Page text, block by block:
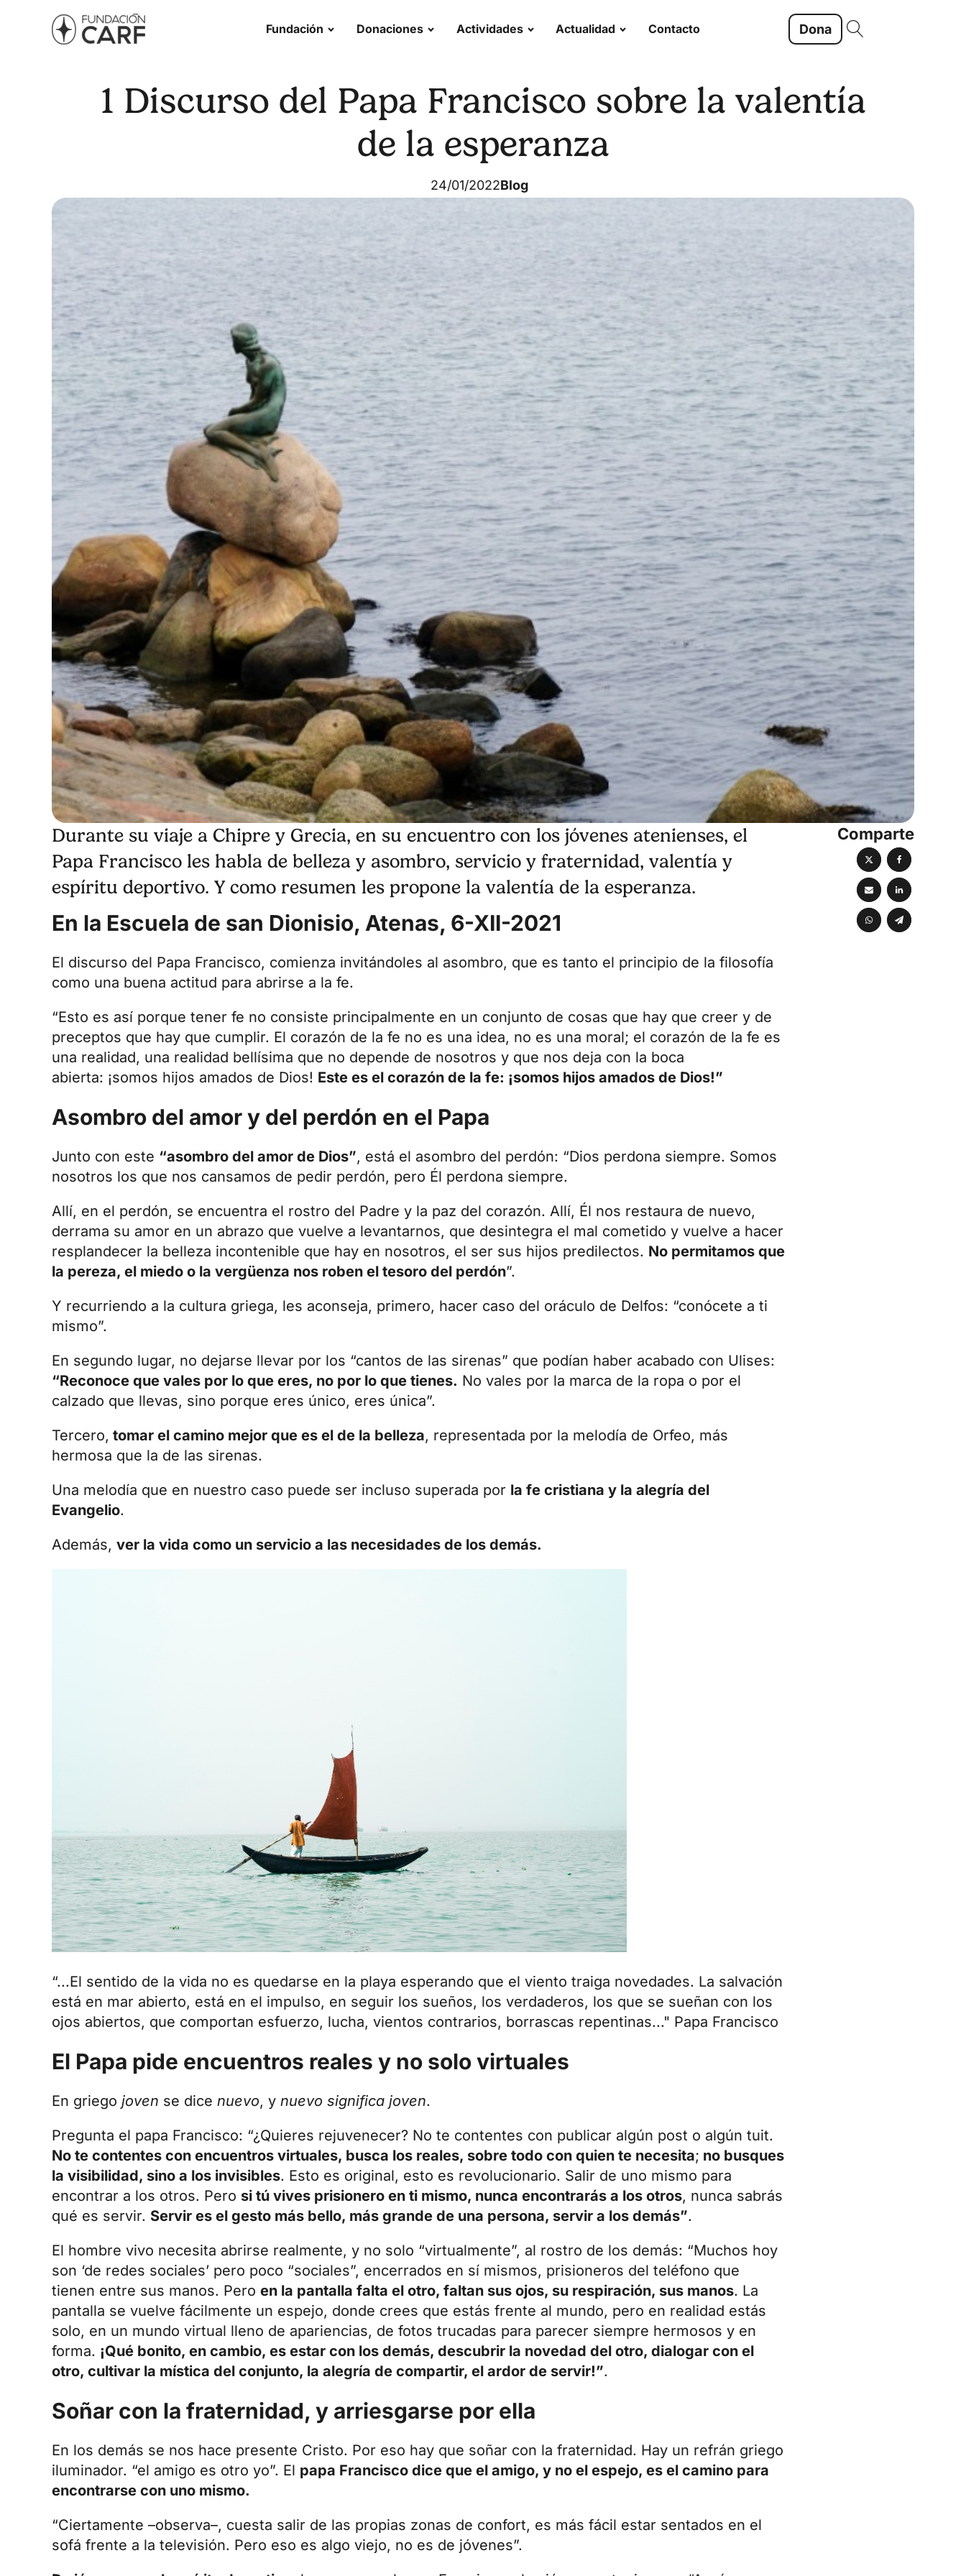
Fundación Donaciones Actividades Actualidad Contacto Dona
1 Discurso del Papa Francisco sobre la valentía
de la esperanza
24/01/2022Blog
Durante su viaje a Chipre y Grecia, en su encuentro con los jóvenes atenienses, el
Papa Francisco les habla de belleza y asombro, servicio y fraternidad, valentía y
espíritu deportivo. Y como resumen les propone la valentía de la esperanza.
En la Escuela de san Dionisio, Atenas, 6-XII-2021
El discurso del Papa Francisco, comienza invitándoles al asombro, que es tanto el principio de la filosofía
como una buena actitud para abrirse a la fe.
“Esto es así porque tener fe no consiste principalmente en un conjunto de cosas que hay que creer y de
preceptos que hay que cumplir. El corazón de la fe no es una idea, no es una moral; el corazón de la fe es
una realidad, una realidad bellísima que no depende de nosotros y que nos deja con la boca
abierta: ¡somos hijos amados de Dios! Este es el corazón de la fe: ¡somos hijos amados de Dios!”
Asombro del amor y del perdón en el Papa
Junto con este “asombro del amor de Dios”, está el asombro del perdón: “Dios perdona siempre. Somos
nosotros los que nos cansamos de pedir perdón, pero Él perdona siempre.
Allí, en el perdón, se encuentra el rostro del Padre y la paz del corazón. Allí, Él nos restaura de nuevo,
derrama su amor en un abrazo que vuelve a levantarnos, que desintegra el mal cometido y vuelve a hacer
resplandecer la belleza incontenible que hay en nosotros, el ser sus hijos predilectos. No permitamos que
la pereza, el miedo o la vergüenza nos roben el tesoro del perdón”.
Y recurriendo a la cultura griega, les aconseja, primero, hacer caso del oráculo de Delfos: “conócete a ti
mismo”.
En segundo lugar, no dejarse llevar por los “cantos de las sirenas” que podían haber acabado con Ulises:
“Reconoce que vales por lo que eres, no por lo que tienes. No vales por la marca de la ropa o por el
calzado que llevas, sino porque eres único, eres única”.
Tercero, tomar el camino mejor que es el de la belleza, representada por la melodía de Orfeo, más
hermosa que la de las sirenas.
Una melodía que en nuestro caso puede ser incluso superada por la fe cristiana y la alegría del
Evangelio.
Además, ver la vida como un servicio a las necesidades de los demás.
“...El sentido de la vida no es quedarse en la playa esperando que el viento traiga novedades. La salvación
está en mar abierto, está en el impulso, en seguir los sueños, los verdaderos, los que se sueñan con los
ojos abiertos, que comportan esfuerzo, lucha, vientos contrarios, borrascas repentinas..." Papa Francisco
El Papa pide encuentros reales y no solo virtuales
En griego joven se dice nuevo, y nuevo significa joven.
Pregunta el papa Francisco: “¿Quieres rejuvenecer? No te contentes con publicar algún post o algún tuit.
No te contentes con encuentros virtuales, busca los reales, sobre todo con quien te necesita; no busques
la visibilidad, sino a los invisibles. Esto es original, esto es revolucionario. Salir de uno mismo para
encontrar a los otros. Pero si tú vives prisionero en ti mismo, nunca encontrarás a los otros, nunca sabrás
qué es servir. Servir es el gesto más bello, más grande de una persona, servir a los demás”.
El hombre vivo necesita abrirse realmente, y no solo “virtualmente”, al rostro de los demás: “Muchos hoy
son ‘de redes sociales’ pero poco “sociales”, encerrados en sí mismos, prisioneros del teléfono que
tienen entre sus manos. Pero en la pantalla falta el otro, faltan sus ojos, su respiración, sus manos. La
pantalla se vuelve fácilmente un espejo, donde crees que estás frente al mundo, pero en realidad estás
solo, en un mundo virtual lleno de apariencias, de fotos trucadas para parecer siempre hermosos y en
forma. ¡Qué bonito, en cambio, es estar con los demás, descubrir la novedad del otro, dialogar con el
otro, cultivar la mística del conjunto, la alegría de compartir, el ardor de servir!”.
Soñar con la fraternidad, y arriesgarse por ella
En los demás se nos hace presente Cristo. Por eso hay que soñar con la fraternidad. Hay un refrán griego
iluminador. “el amigo es otro yo”. El papa Francisco dice que el amigo, y no el espejo, es el camino para
encontrarse con uno mismo.
“Ciertamente ­–observa–, cuesta salir de las propias zonas de confort, es más fácil estar sentados en el
sofá frente a la televisión. Pero eso es algo viejo, no es de jóvenes”.
Comparte